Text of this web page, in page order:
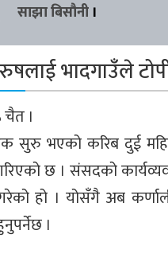
साझा बिसौनी ।
भादगाउँले
।
सुरु भएको करिब दुई
छ । संसदको
गरेको हो । योसँगै अब
।